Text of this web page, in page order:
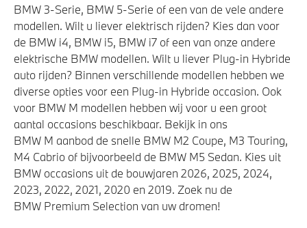
BMW 3-Serie, BMW 5-Serie of een van de vele andere
modellen. Wilt u liever elektrisch rijden? Kies dan voor
de BMW i4, BMW i5, BMW i7 of een van onze andere
elektrische BMW modellen. Wilt u liever Plug-in Hybride
auto rijden? Binnen verschillende modellen hebben we
diverse opties voor een Plug-in Hybride occasion. Ook
voor BMW M modellen hebben wij voor u een groot
aantal occasions beschikbaar. Bekijk in ons
BMW M aanbod de snelle BMW M2 Coupe, M3 Touring,
M4 Cabrio of bijvoorbeeld de BMW M5 Sedan. Kies uit
BMW occasions uit de bouwjaren 2026, 2025, 2024,
2023, 2022, 2021, 2020 en 2019. Zoek nu de
BMW Premium Selection van uw dromen!